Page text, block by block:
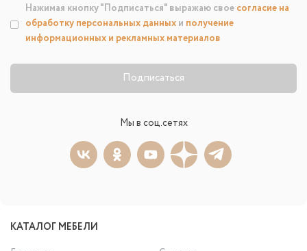
Подписаться
Нажимая кнопку "Подписаться" выражаю свое согласие на
обработку персональных данных и получение
информационных и рекламных материалов
Мы в соц.сетях
КАТАЛОГ МЕБЕЛИ